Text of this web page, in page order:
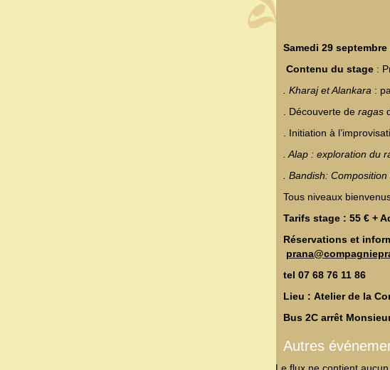
Samedi 29
Contenu du stage :
. Kharaj et Alankara :
. Découverte deragas
. Initiation à
. Alap : exploration du
. Bandish:
Tous niveaux
Tarifs stage : 55 € +
Réservations et
tel 07 68 76 11 86‬
Lieu : Atelier de la
Bus 2C arrêt
Autres